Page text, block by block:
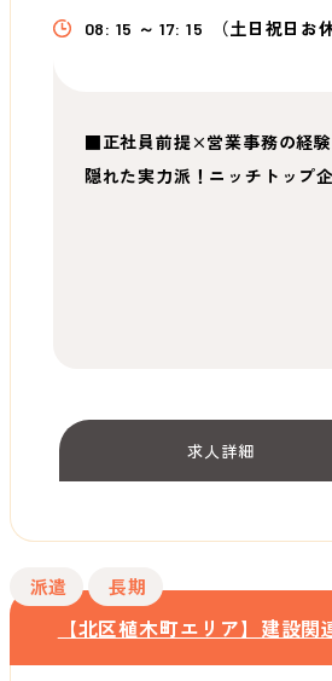
08: 15 ～ 17: 15 （土日祝日お
■正社員前提×営業事務の経
隠れた実力派！ニッチトッ
求人詳細
派遣 長期
【北区植木町エリア】建設関